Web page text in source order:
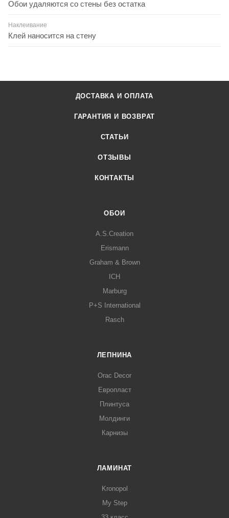
Обои удаляются со стены без остатка
Наклеивание
Клей наносится на стену
ДОСТАВКА И ОПЛАТА
ГАРАНТИЯ И ВОЗВРАТ
СТАТЬИ
ОТЗЫВЫ
КОНТАКТЫ
ОБОИ
A.S.Creation
Erismann
Graham & Brown
ICH
Marburg
P+S International
Rasch
ЛЕПНИНА
Orac Decor
Европласт
Плинтуса
Молдинги
Карнизы
ЛАМИНАТ
Kronopol
My Step